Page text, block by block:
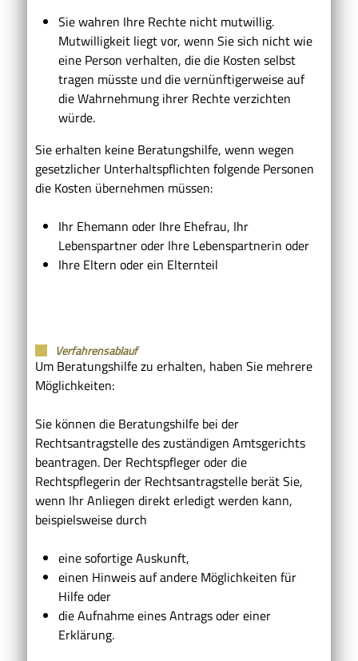
Sie wahren Ihre Rechte nicht mutwillig.
Mutwilligkeit liegt vor, wenn Sie sich nicht wie
eine Person verhalten, die die Kosten selbst
tragen müsste und die vernünftigerweise auf
die Wahrnehmung ihrer Rechte verzichten
würde.
Sie erhalten keine Beratungshilfe, wenn wegen
gesetzlicher Unterhaltspflichten folgende Personen
die Kosten übernehmen müssen:
Ihr Ehemann oder Ihre Ehefrau, Ihr
Lebenspartner oder Ihre Lebenspartnerin oder
Ihre Eltern oder ein Elternteil
Verfahrensablauf
Um Beratungshilfe zu erhalten, haben Sie mehrere
Möglichkeiten:
Sie können die Beratungshilfe bei der
Rechtsantragstelle des zuständigen Amtsgerichts
beantragen. Der Rechtspfleger oder die
Rechtspflegerin der Rechtsantragstelle berät Sie,
wenn Ihr Anliegen direkt erledigt werden kann,
beispielsweise durch
eine sofortige Auskunft,
einen Hinweis auf andere Möglichkeiten für
Hilfe oder
die Aufnahme eines Antrags oder einer
Erklärung.